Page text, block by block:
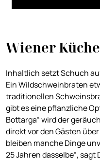
Wiener
Inhaltlich setzt Schuch
Ein Wildschweinbraten
traditionellen
gibt es eine pflanzliche
Bottarga“ wird der
direkt vor den Gästen
bleiben manche Dinge
25 Jahren dasselbe“, sagt